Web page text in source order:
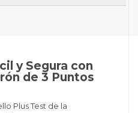
y Segura con
de 3 Puntos